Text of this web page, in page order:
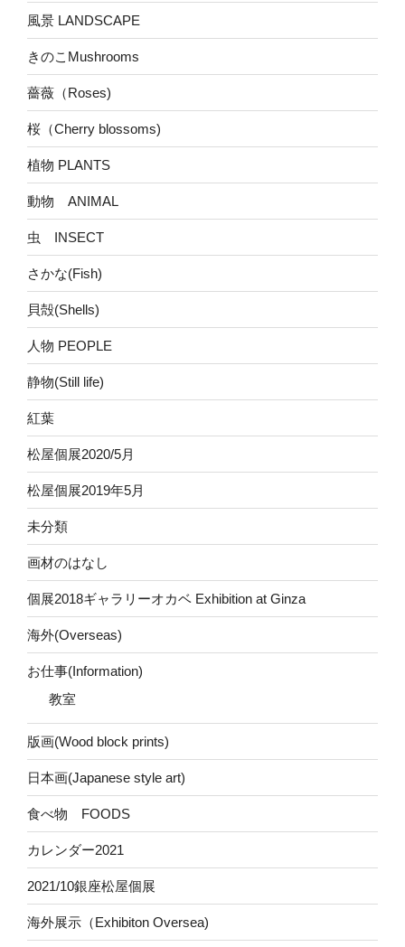
風景 LANDSCAPE
きのこMushrooms
薔薇（Roses)
桜（Cherry blossoms)
植物 PLANTS
動物 ANIMAL
虫 INSECT
さかな(Fish)
貝殻(Shells)
人物 PEOPLE
静物(Still life)
紅葉
松屋個展2020/5月
松屋個展2019年5月
未分類
画材のはなし
個展2018ギャラリーオカベ Exhibition at Ginza
海外(Overseas)
お仕事(Information)
教室
版画(Wood block prints)
日本画(Japanese style art)
食べ物 FOODS
カレンダー2021
2021/10銀座松屋個展
海外展示（Exhibiton Oversea)